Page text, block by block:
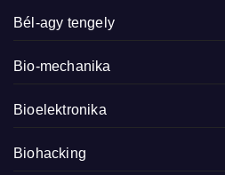
Bél-agy tengely
Bio-mechanika
Bioelektronika
Biohacking